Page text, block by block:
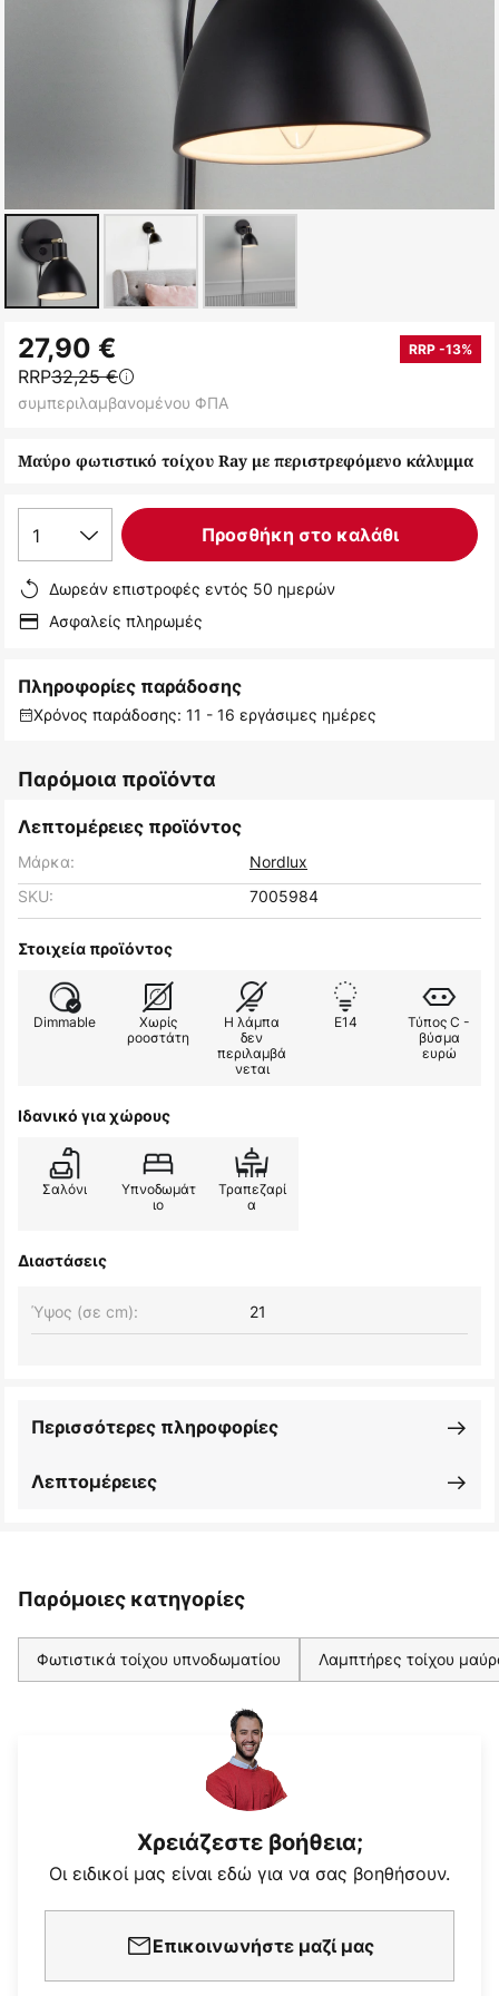
στην
αρχή
της
εικόνων
Μαύρο φωτιστικό τοίχου Ray με περιστρεφόμενο κάλυμμα
27,90 € RRP -13%
RRP32,25 €
συμπεριλαμβανομένου ΦΠΑ
1 Προσθήκη στο καλάθι
Δωρεάν επιστροφές εντός 50 ημερών
Ασφαλείς πληρωμές
Πληροφορίες παράδοσης
Χρόνος παράδοσης: 11 - 16 εργάσιμες ημέρες
Παρόμοια προϊόντα
Λεπτομέρειες προϊόντος
Μάρκα:
Nordlux
SKU:
7005984
Στοιχεία προϊόντος
Dimmable
Χωρίς
ροοστάτη
Η λάμπα
δεν
περιλαμβά
νεται
E14
Τύπος C -
βύσμα
ευρώ
Ιδανικό για χώρους
Σαλόνι
Υπνοδωμάτ
ιο
Τραπεζαρί
α
Διαστάσεις
Ύψος (σε cm): 21
Λεπτομέρειες
Περισσότερες πληροφορίες
Παρόμοιες κατηγορίες
Φωτιστικά τοίχου υπνοδωματίου Λαμπτήρες τοίχου
Χρειάζεστε βοήθεια;
Οι ειδικοί μας είναι εδώ για να σας βοηθήσουν.
Επικοινωνήστε μαζί μας